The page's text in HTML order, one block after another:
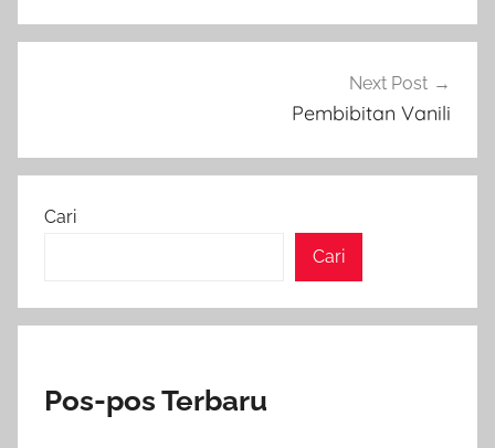
Next Post
Pembibitan Vanili
Cari
Cari
Pos-pos Terbaru